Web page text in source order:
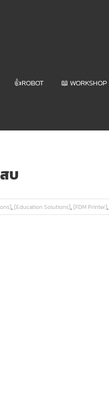
👍ROBOT 📖 WORKSHOP
บ
,[Education Solutions],[FDM Printer],